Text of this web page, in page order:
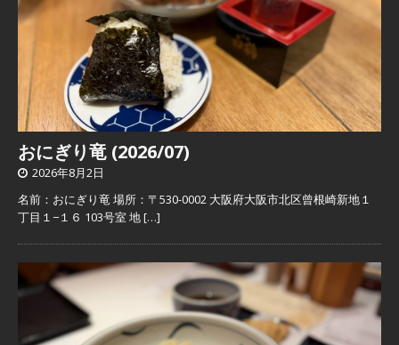
おにぎり竜 (2026/07)
2026年8月2日
名前：おにぎり竜 場所：〒530-0002 大阪府大阪市北区曾根崎新地１
丁目１−１６ 103号室 地[…]